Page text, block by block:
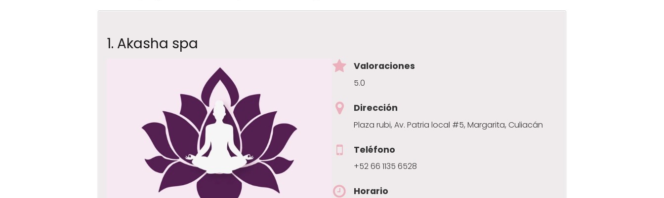
1. Akasha spa
Valoraciones
5.0
Dirección
Plaza rubi, Av. Patria local #5, Margarita, Culiacán
Teléfono
+52 66 1135 6528
Horario